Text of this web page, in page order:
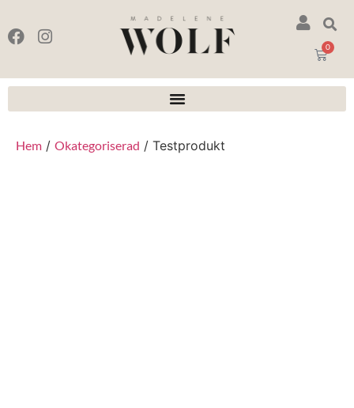
0
Hem / Okategoriserad / Testprodukt